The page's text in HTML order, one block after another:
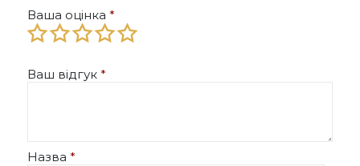
Ваша оцінка *
Ваш відгук *
Назва *